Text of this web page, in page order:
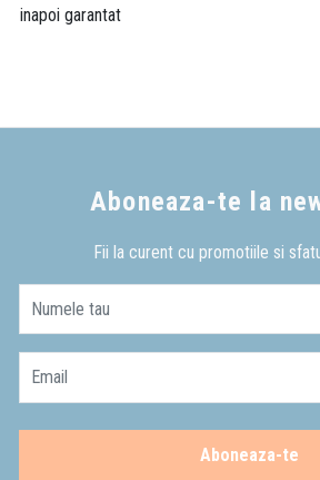
inapoi garantat
Aboneaza-te la
Fii la curent cu promotiile si
Numele tau
Email
Aboneaza-te